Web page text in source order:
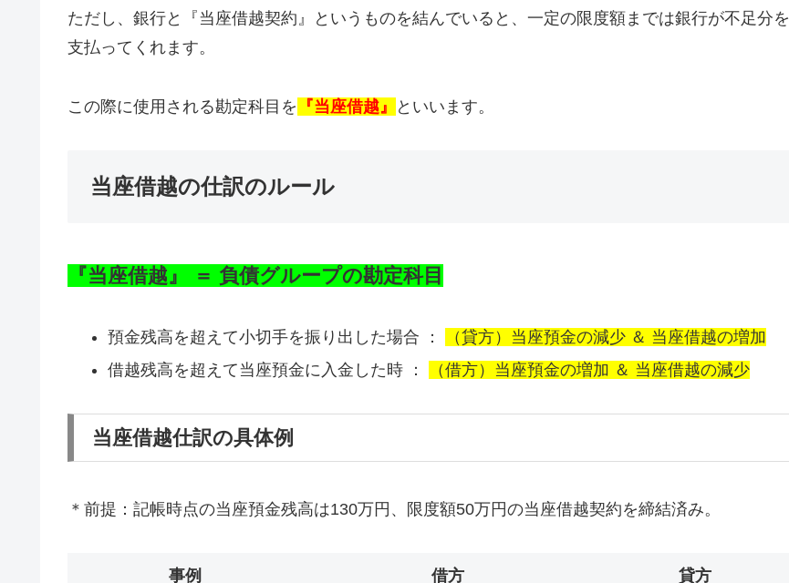
ただし、銀行と『当座借越契約』というものを結んでいると、一定の限度額までは銀行が不足分を
支払ってくれます。
この際に使用される勘定科目を 『当座借越』 といいます。
当座借越の仕訳のルール
『当座借越』 ＝ 負債グループの勘定科目
預金残高を超えて小切手を振り出した場合 ：
（貸方）当座預金の減少 ＆ 当座借越の増加
借越残高を超えて当座預金に入金した時 ：
（借方）当座預金の増加 ＆ 当座借越の減少
当座借越仕訳の具体例
＊前提：記帳時点の当座預金残高は130万円、限度額50万円の当座借越契約を締結済み。
事例 借方 貸方